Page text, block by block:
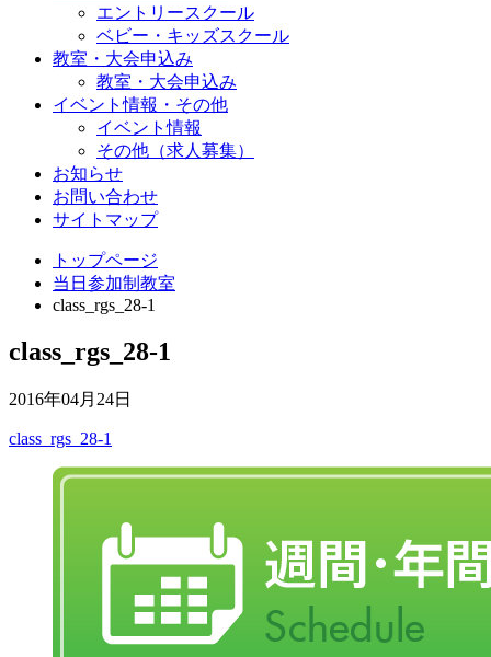
エントリースクール
ベビー・キッズスクール
教室・大会申込み
教室・大会申込み
イベント情報・その他
イベント情報
その他（求人募集）
お知らせ
お問い合わせ
サイトマップ
トップページ
当日参加制教室
class_rgs_28-1
class_rgs_28-1
2016年04月24日
class_rgs_28-1